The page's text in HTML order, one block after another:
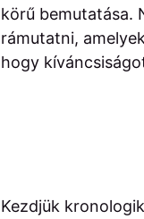
körű bemutatása.
rámutatni,
hogy
Kezdjük